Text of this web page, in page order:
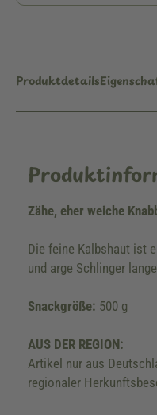
Produktdetails
Zähe, eher weiche
Die feine Kalbshaut ist
und arge Schlinger
Snackgröße: 500 g
AUS DER REGION:
Artikel nur aus
regionaler